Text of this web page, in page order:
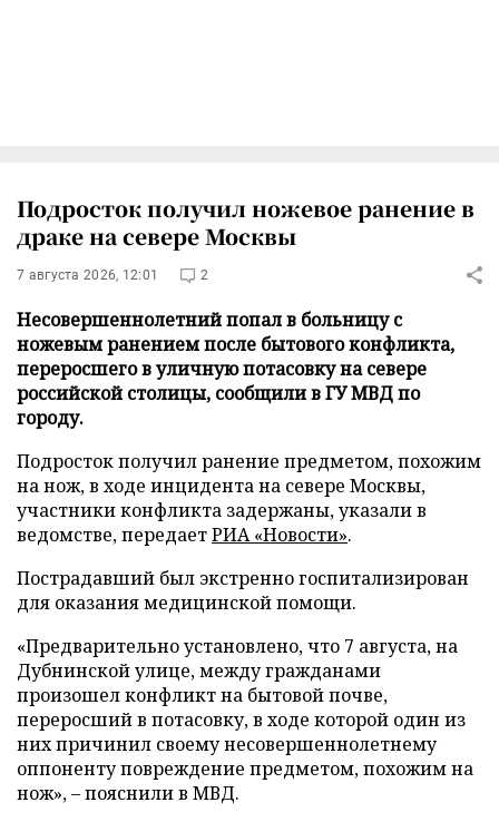
Подросток получил ножевое ранение в
драке на севере Москвы
7 августа 2026, 12:01 2
Несовершеннолетний попал в больницу с
ножевым ранением после бытового конфликта,
переросшего в уличную потасовку на севере
российской столицы, сообщили в ГУ МВД по
городу.
Подросток получил ранение предметом, похожим
на нож, в ходе инцидента на севере Москвы,
участники конфликта задержаны, указали в
ведомстве, передаетРИА «Новости».
Пострадавший был экстренно госпитализирован
для оказания медицинской помощи.
«Предварительно установлено, что 7 августа, на
Дубнинской улице, между гражданами
произошел конфликт на бытовой почве,
переросший в потасовку, в ходе которой один из
них причинил своему несовершеннолетнему
оппоненту повреждение предметом, похожим на
нож», – пояснили в МВД.